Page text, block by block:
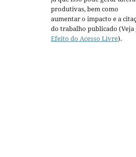
produtivas, bem como
aumentar o impacto e a
do trabalho publicado (Veja
Efeito do Acesso Livre).